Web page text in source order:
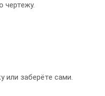
чертежу.
или заберёте сами.